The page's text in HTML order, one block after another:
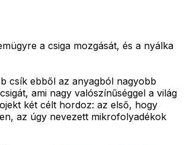
a csiga mozgását, és a nyálka
csík ebből az anyagból nagyobb
ami nagy valószínűséggel a világ
két célt hordoz: az első, hogy
az úgy nevezett mikrofolyadékok